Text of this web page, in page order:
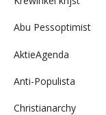
Abu Pessoptimist
AktieAgenda
Anti-Populista
Christianarchy